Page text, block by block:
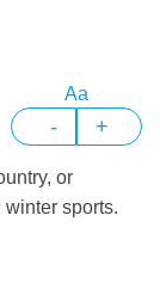
Aa
- +
or
sports.